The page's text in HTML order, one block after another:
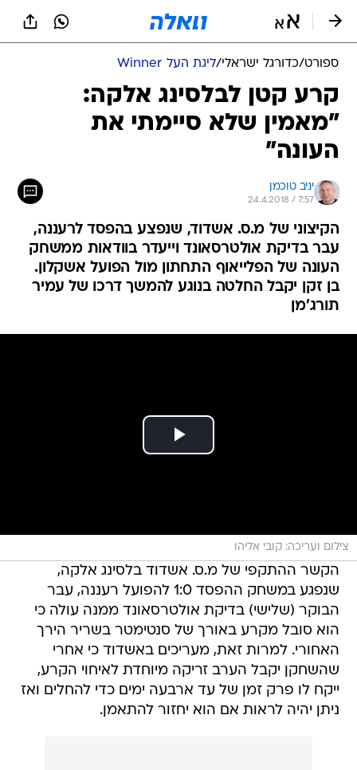
ספורט/כדורגל ישראלי/ליגת העל Winner
קרע קטן לבלסינג אלקה:
"מאמין שלא סיימתי את
העונה"
יניב טוכמן
24.4.2018 / 7:57
הקיצוני של מ.ס. אשדוד, שנפצע בהפסד לרעננה,
עבר בדיקת אולטרסאונד וייעדר בוודאות ממשחק
העונה של הפלייאוף התחתון מול הפועל אשקלון.
בן זקן יקבל החלטה בנוגע להמשך דרכו של עמיר
תורג'מן
צילום ועריכה: קובי אליהו
הקשר ההתקפי של מ.ס. אשדוד בלסינג אלקה,
שנפגע במשחק ההפסד 1:0 להפועל רעננה, עבר
הבוקר (שלישי) בדיקת אולטרסאונד ממנה עולה כי
הוא סובל מקרע באורך של סנטימטר בשריר הירך
האחורי. למרות זאת, מעריכים באשדוד כי אחרי
שהשחקן יקבל הערב זריקה מיוחדת לאיחוי הקרע,
ייקח לו פרק זמן של עד ארבעה ימים כדי להחלים ואז
ניתן יהיה לראות אם הוא יחזור להתאמן.